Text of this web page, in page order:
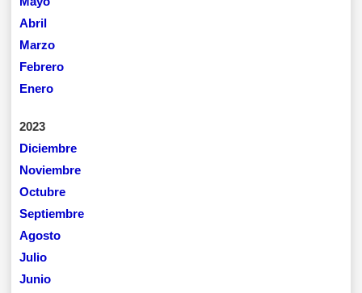
Abril
Marzo
Febrero
Enero
2023
Diciembre
Noviembre
Octubre
Septiembre
Agosto
Julio
Junio